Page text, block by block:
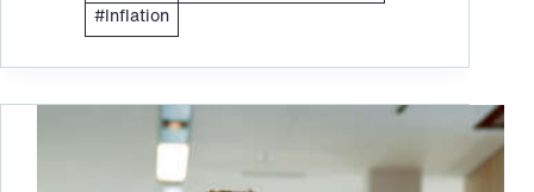
Kfz-
Flottenversicherung
Inflation